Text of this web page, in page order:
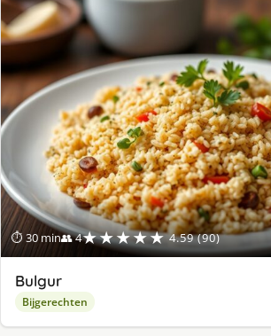
⏱ 30 min👥 4★★★★★ 4.59 (90)
Bulgur
Bijgerechten